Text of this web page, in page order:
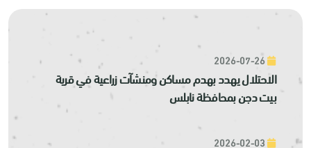
الاحتلال يهدد بهدم مساكن ومنشآت زراعية في قرية
بيت دجن بمحافظة نابلس